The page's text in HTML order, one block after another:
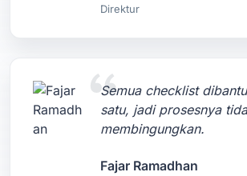
Direktur
Semua checklist
satu, jadi prosesnya
membingungkan.
Fajar Ramadhan